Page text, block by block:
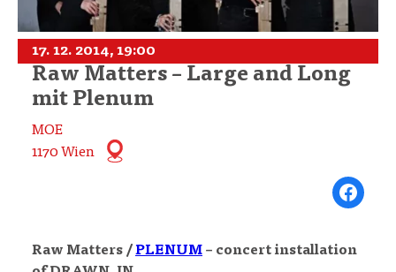
17. 12. 2014, 19:00
Raw Matters – Large and Long
mit Plenum
MOE
1170 Wien
Share on
Raw Matters /PLENUM – concert installation